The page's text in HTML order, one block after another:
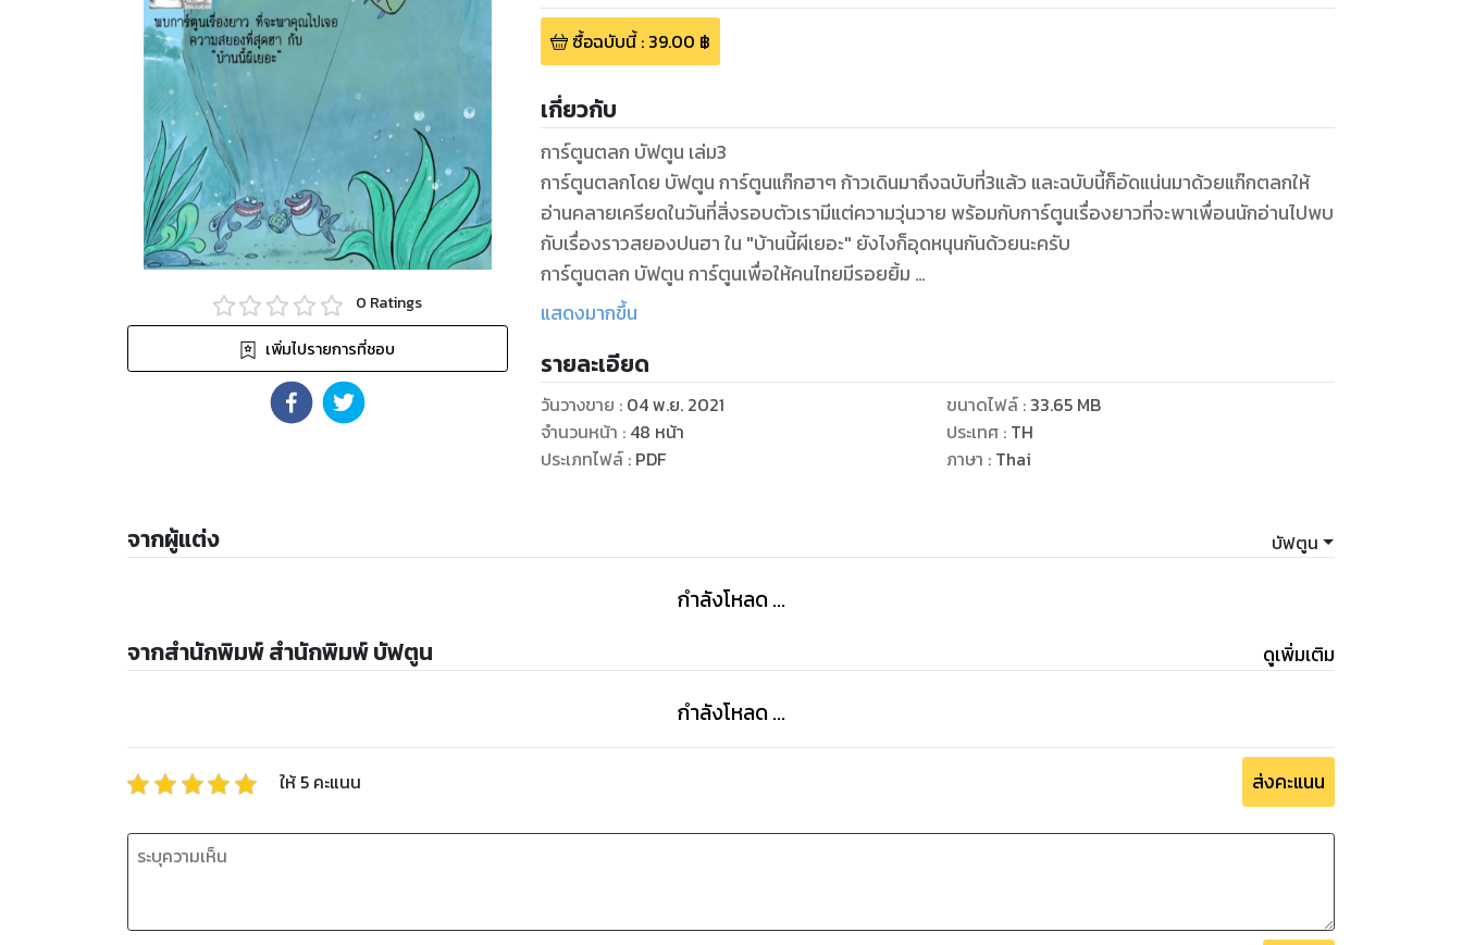
0 Ratings
เพิ่มไปรายการที่ชอบ
ซื้อฉบับนี้: 39.00 ฿
เกี่ยวกับ
การ์ตูนตลก บัฟตูน เล่ม3
การ์ตูนตลกโดย บัฟตูน การ์ตูนแก๊กฮาๆ ก้าวเดินมาถึงฉบับที่3แล้ว และฉบับนี้ก็อัดแน่นมาด้วยแก๊กตลกให้
อ่านคลายเครียดในวันที่สิ่งรอบตัวเรามีแต่ความวุ่นวาย พร้อมกับการ์ตูนเรื่องยาวที่จะพาเพื่อนนักอ่านไปพบ
กับเรื่องราวสยองปนฮา ใน "บ้านนี้ผีเยอะ" ยังไงก็อุดหนุนกันด้วยนะครับ
การ์ตูนตลก บัฟตูน การ์ตูนเพื่อให้คนไทยมีรอยยิ้ม
ขอขอบคุณทุกคนที่สนับสนุน
แสดงมากขึ้น
รายละเอียด
วันวางขาย : 04 พ.ย. 2021
จำนวนหน้า : 48 หน้า
ประเภทไฟล์: PDF
ขนาดไฟล์: 33.65 MB
ประเทศ : TH
ภาษา : Thai
จากผู้แต่ง บัฟตูน
กำลังโหลด ...
จากสำนักพิมพ์ สำนักพิมพ์ บัฟตูน ดูเพิ่มเติม
กำลังโหลด ...
ให้ 5 คะแนน ส่งคะแนน